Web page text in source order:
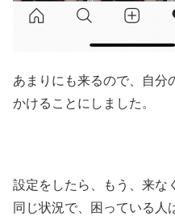
あまりにも来るので、自分
かけることにしました。
設定をしたら、もう、来な
同じ状況で、困っている人